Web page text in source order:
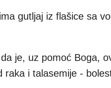
gutljaj iz flašice sa
je, uz pomoć Boga,
raka i talasemije -